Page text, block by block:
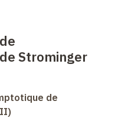
Strominger
de